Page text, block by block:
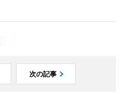
次の記事